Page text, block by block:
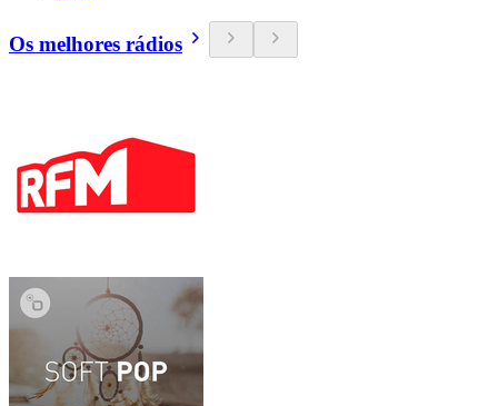
Os melhores rádios